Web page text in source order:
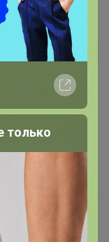
Реклама
только